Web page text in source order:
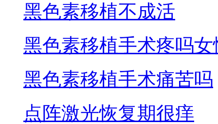
黑色素移植不成活
黑色素移植手术疼吗女
黑色素移植手术痛苦吗
点阵激光恢复期很痒